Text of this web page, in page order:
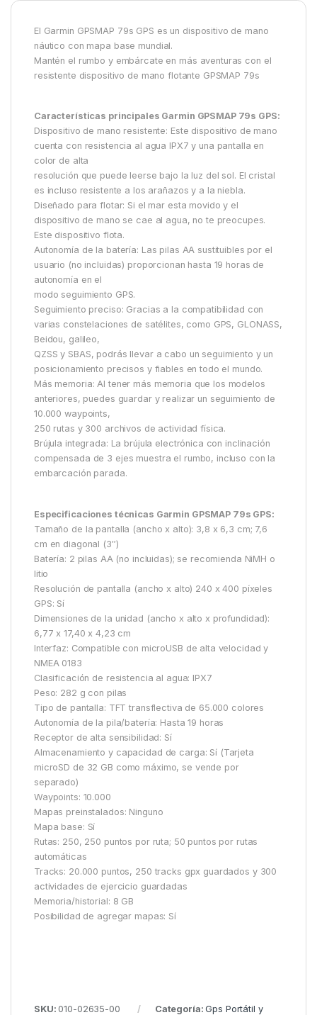
El Garmin GPSMAP 79s GPS es un dispositivo de mano
náutico con mapa base mundial.
Mantén el rumbo y embárcate en más aventuras con el
resistente dispositivo de mano flotante GPSMAP 79s
Características principales Garmin GPSMAP 79s GPS:
Dispositivo de mano resistente: Este dispositivo de mano
cuenta con resistencia al agua IPX7 y una pantalla en
color de alta
resolución que puede leerse bajo la luz del sol. El cristal
es incluso resistente a los arañazos y a la niebla.
Diseñado para flotar: Si el mar esta movido y el
dispositivo de mano se cae al agua, no te preocupes.
Este dispositivo flota.
Autonomía de la batería: Las pilas AA sustituibles por el
usuario (no incluidas) proporcionan hasta 19 horas de
autonomía en el
modo seguimiento GPS.
Seguimiento preciso: Gracias a la compatibilidad con
varias constelaciones de satélites, como GPS, GLONASS,
Beidou, galileo,
QZSS y SBAS, podrás llevar a cabo un seguimiento y un
posicionamiento precisos y fiables en todo el mundo.
Más memoria: Al tener más memoria que los modelos
anteriores, puedes guardar y realizar un seguimiento de
10.000 waypoints,
250 rutas y 300 archivos de actividad física.
Brújula integrada: La brújula electrónica con inclinación
compensada de 3 ejes muestra el rumbo, incluso con la
embarcación parada.
Especificaciones técnicas Garmin GPSMAP 79s GPS:
Tamaño de la pantalla (ancho x alto): 3,8 x 6,3 cm; 7,6
cm en diagonal (3″)
Batería: 2 pilas AA (no incluidas); se recomienda NiMH o
litio
Resolución de pantalla (ancho x alto) 240 x 400 píxeles
GPS: Sí
Dimensiones de la unidad (ancho x alto x profundidad):
6,77 x 17,40 x 4,23 cm
Interfaz: Compatible con microUSB de alta velocidad y
NMEA 0183
Clasificación de resistencia al agua: IPX7
Peso: 282 g con pilas
Tipo de pantalla: TFT transflectiva de 65.000 colores
Autonomía de la pila/batería: Hasta 19 horas
Receptor de alta sensibilidad: Sí
Almacenamiento y capacidad de carga: Sí (Tarjeta
microSD de 32 GB como máximo, se vende por
separado)
Waypoints: 10.000
Mapas preinstalados: Ninguno
Mapa base: Sí
Rutas: 250, 250 puntos por ruta; 50 puntos por rutas
automáticas
Tracks: 20.000 puntos, 250 tracks gpx guardados y 300
actividades de ejercicio guardadas
Memoria/historial: 8 GB
Posibilidad de agregar mapas: Sí
SKU: 010-02635-00 Categoría:Gps Portátil y